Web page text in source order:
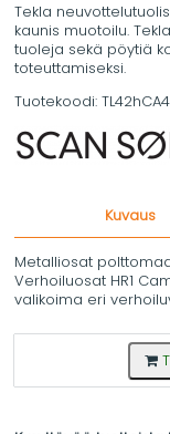
Tekla
kaunis muotoilu.
tuoleja sekä pöytiä
toteuttamiseksi.
Tuotekoodi:
Kuvaus
Metalliosat
Verhoiluosat HR1
valikoima eri